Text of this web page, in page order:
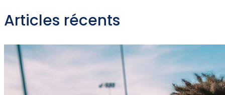
Articles récents